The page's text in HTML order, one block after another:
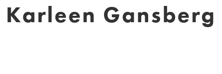
Karleen Gansberg